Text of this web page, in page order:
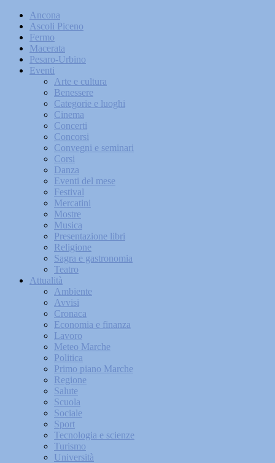
Ancona
Ascoli Piceno
Fermo
Macerata
Pesaro-Urbino
Eventi
Arte e cultura
Benessere
Categorie e luoghi
Cinema
Concerti
Concorsi
Convegni e seminari
Corsi
Danza
Eventi del mese
Festival
Mercatini
Mostre
Musica
Presentazione libri
Religione
Sagra e gastronomia
Teatro
Attualità
Ambiente
Avvisi
Cronaca
Economia e finanza
Lavoro
Meteo Marche
Politica
Primo piano Marche
Regione
Salute
Scuola
Sociale
Sport
Tecnologia e scienze
Turismo
Università